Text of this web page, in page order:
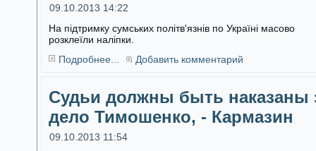
09.10.2013 14:22
На підтримку сумських політв'язнів по Україні масово
розклеїли наліпки.
Подробнее...
Добавить комментарий
Судьи должны быть наказаны
дело Тимошенко, - Кармазин
09.10.2013 11:54